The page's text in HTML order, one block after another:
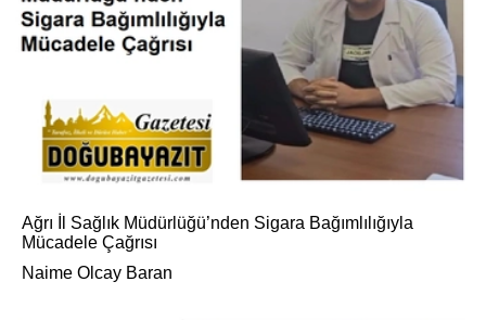
Ağrı İl Sağlık Müdürlüğü’nden Sigara Bağımlılığıyla
Mücadele Çağrısı
Naime Olcay Baran